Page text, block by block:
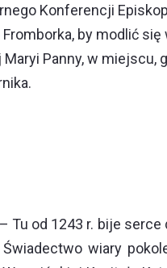
Konferencji
by modlić
Panny, w miejscu,
Tu od 1243 r. bije
wiary